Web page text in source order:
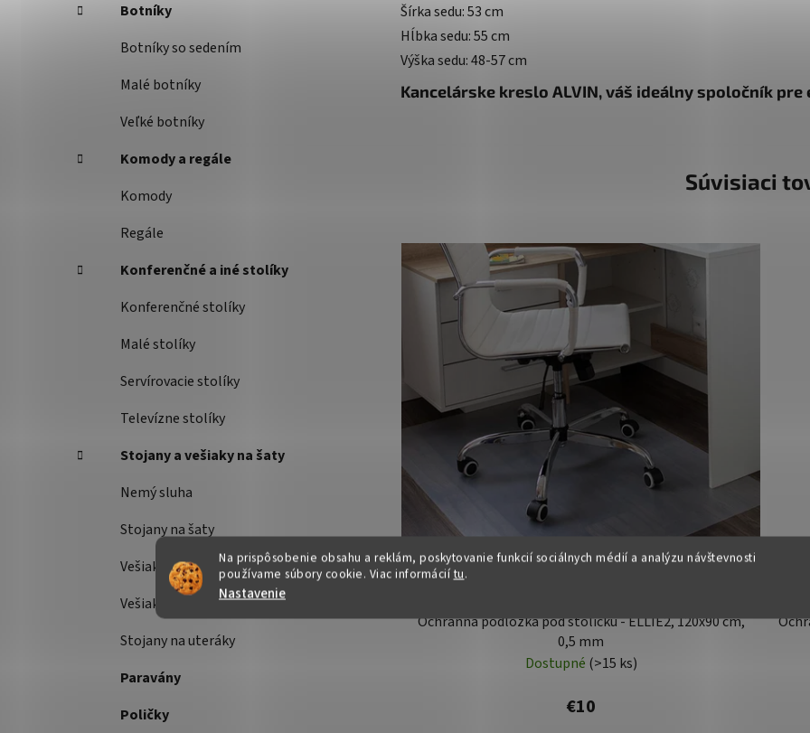
Na prispôsobenie obsahu a reklám, poskytovanie funkcií sociálnych médií a analýzu návštevnosti
používame súbory cookie. Viac informácií tu.
Nastavenie
Botníky
Botníky so sedením
Malé botníky
Veľké botníky
Komody a regále
Komody
Regále
Konferenčné a iné stolíky
Konferenčné stolíky
Malé stolíky
Servírovacie stolíky
Televízne stolíky
Stojany a vešiaky na šaty
Nemý sluha
Stojany na šaty
Vešiaky
Vešiakové steny
Stojany na uteráky
Paravány
Poličky
Šírka sedu: 53 cm
Hĺbka sedu: 55 cm
Výška sedu: 48-57 cm
Kancelárske kreslo ALVIN, váš ideálny spoločník
Súvisiaci
Ochranná podložka pod stoličku - ELLIE2, 120x90 cm,
0,5 mm
Dostupné (>15 ks)
€10